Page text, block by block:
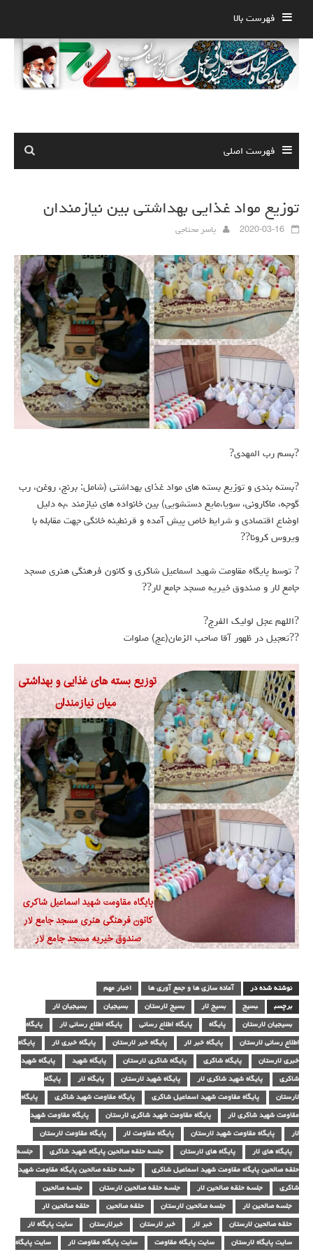
content
فهرست بالا
فهرست اصلی
توزیع مواد غذایی بهداشتی بین نیازمندان
2020-03-16 یاسر محتاجی
?بسم رب المهدی?
?بسته بندی و توزیع بسته های مواد غذای بهداشتی (شامل: برنج، روغن، رب
گوجه، ماکارونی، سویا،مایع دستشویی) بین خانواده های نیازمند ،به دلیل
اوضاع اقتصادی و شرایط خاص پیش آمده و قرنطینه خانگی جهت مقابله با
ویروس کرونا??️
? توسط پایگاه مقاومت شهید اسماعیل شاکری و کانون فرهنگی هنری مسجد
جامع لار و صندوق خیریه مسجد جامع لار??
?️اللهم عجل لولیک الفرج?️
??تعجیل در ظهور آقا صاحب الزمان(عج) صلوات
نوشته شده در آماده سازی ها و جمع آوری ها اخبار مهم
برچسب بسیج بسیج لار بسیج لارستان بسیجیان بسیجیان لار
بسیجیان لارستان پایگاه پایگاه اطلاع رسانی پایگاه اطلاع رسانی لار پایگاه
اطلاع رسانی لارستان پایگاه خبر لار پایگاه خبر لارستان پایگاه خبری لار پایگاه
خبری لارستان پایگاه شاکری پایگاه شاکری لارستان پایگاه شهید پایگاه شهید
شاکری پایگاه شهید شاکری لار پایگاه شهید لارستان پایگاه لار پایگاه
لارستان پایگاه مقاومت شهید اسماعیل شاکری پایگاه مقاومت شهید شاکری پایگاه
مقاومت شهید شاکری لار پایگاه مقاومت شهید شاکری لارستان پایگاه مقاومت شهید
لار پایگاه مقاومت شهید لارستان پایگاه مقاومت لار پایگاه مقاومت لارستان
پایگاه های لار پایگاه های لارستان جلسه حلقه صالحین پایگاه شهید شاکری جلسه
حلقه صالحین پایگاه مقاومت شهید اسماعیل شاکری جلسه حلقه صالحین پایگاه مقاومت شهید
شاکری جلسه حلقه صالحین لار جلسه حلقه صالحین لارستان جلسه صالحین
جلسه صالحین لار جلسه صالحین لارستان حلقه صالحین حلقه صالحین لار
حلقه صالحین لارستان خبر لار خبر لارستان خبرلارستان سایت پایگاه لار
سایت پایگاه لارستان سایت پایگاه مقاومت سایت پایگاه مقاومت لار سایت پایگاه